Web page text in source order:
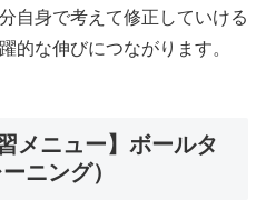
自身で考えて修正していける
的な伸びにつながります。
メニュー】ボールタ
ニング）